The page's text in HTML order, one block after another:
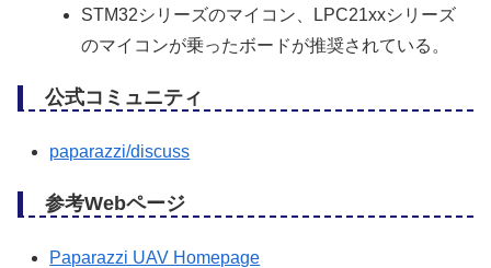
STM32シリーズのマイコン、LPC21xxシリーズ
のマイコンが乗ったボードが推奨されている。
公式コミュニティ
paparazzi/discuss
参考Webページ
Paparazzi UAV Homepage